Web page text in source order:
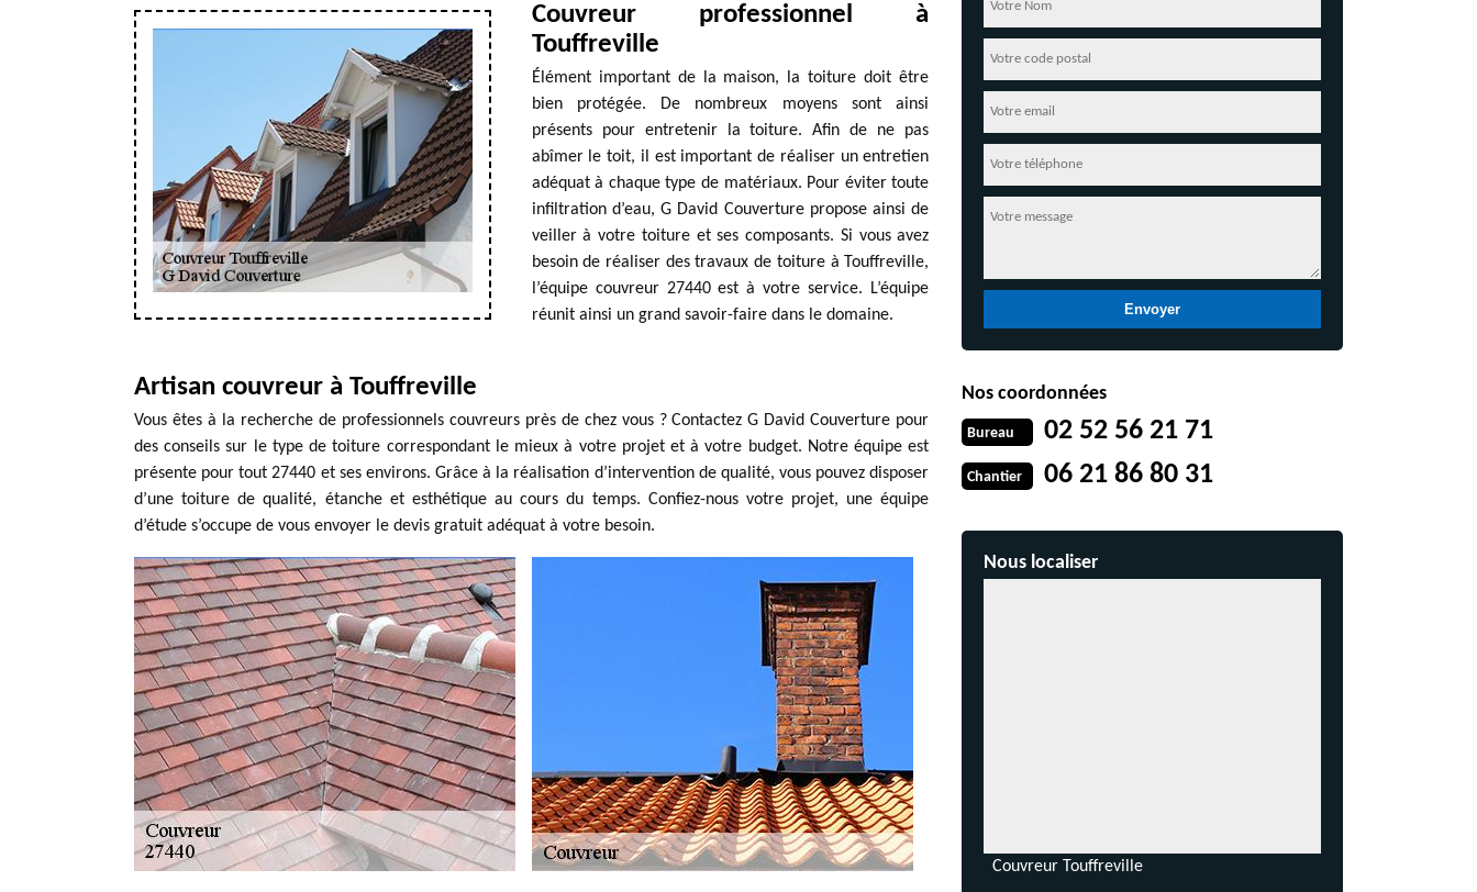
Couvreur professionnel à
Touffreville
Élément important de la maison, la toiture doit être
bien protégée. De nombreux moyens sont ainsi
présents pour entretenir la toiture. Afin de ne pas
abîmer le toit, il est important de réaliser un entretien
adéquat à chaque type de matériaux. Pour éviter toute
infiltration d’eau, G David Couverture propose ainsi de
veiller à votre toiture et ses composants. Si vous avez
besoin de réaliser des travaux de toiture à Touffreville,
l’équipe couvreur 27440 est à votre service. L’équipe
réunit ainsi un grand savoir-faire dans le domaine.
Artisan couvreur à Touffreville
Vous êtes à la recherche de professionnels couvreurs près de chez vous ? Contactez G David Couverture pour
des conseils sur le type de toiture correspondant le mieux à votre projet et à votre budget. Notre équipe est
présente pour tout 27440 et ses environs. Grâce à la réalisation d’intervention de qualité, vous pouvez disposer
d’une toiture de qualité, étanche et esthétique au cours du temps. Confiez-nous votre projet, une équipe
d’étude s’occupe de vous envoyer le devis gratuit adéquat à votre besoin.
Nos coordonnées
Bureau 02 52 56 21 71
Chantier 06 21 86 80 31
Nous localiser
Couvreur Touffreville